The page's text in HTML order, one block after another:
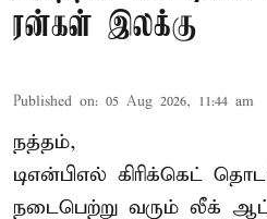
ரன்கள் இலக்கு
Published on: 05 Aug 2026, 11:44 am
நத்தம்,
டிஎன்பிஎல் கிரிக்கெட்
நடைபெற்று வரும் லீக்